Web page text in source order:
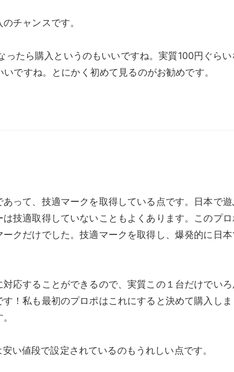
チャンスです。
たら購入というのもいいですね。実質100円ぐら
ですね。とにかく初めて見るのがお勧めです。
って、技適マークを取得している点です。日本で
技適取得していないこともよくあります。このプ
クだけでした。技適マークを取得し、爆発的に日
応することができるので、実質この１台だけでい
！私も最初のプロポはこれにすると決めて購入し
値段で設定されているのもうれしい点です。